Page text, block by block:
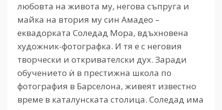
любовта на живота му, негова съпруга и
майка на втория му син Амадео –
еквадорката Соледад Мора, вдъхновена
художник-фотографка. И тя е с неговия
творчески и откривателски дух. Заради
обучението ѝ в престижна школа по
фотография в Барселона, живеят известно
време в каталунската столица. Соледад има